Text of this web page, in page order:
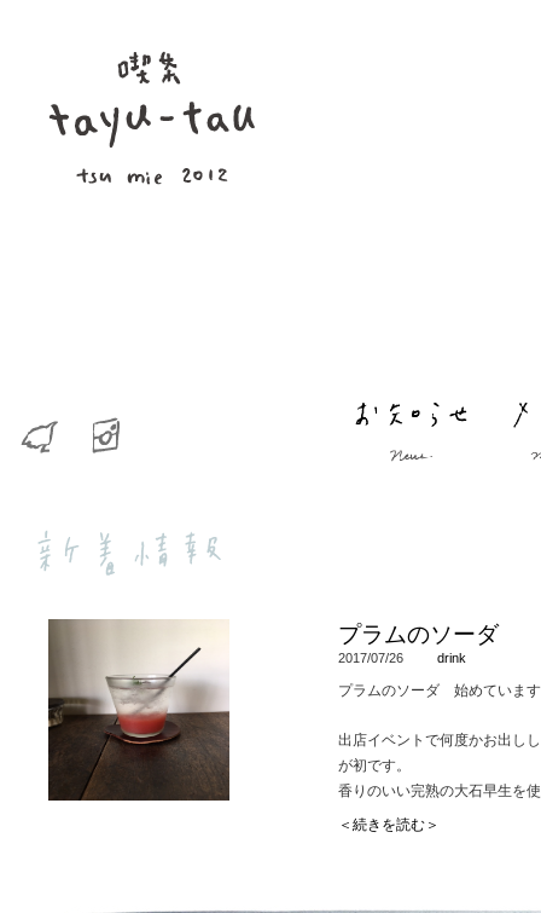
プラムのソーダ
2017/07/26 drink
プラムのソーダ 始めていま
出店イベントで何度かお出し
が初です。
香りのいい完熟の大石早生を
す。
＜続きを読む＞